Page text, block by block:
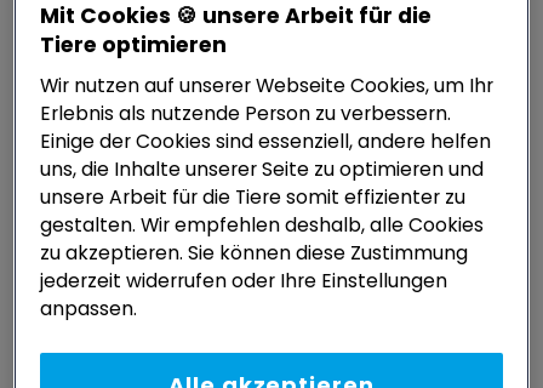
christlichen Begriff belegt werden, habe mit
der Gewalt an Tieren nichts zu tun, schließlich
tragen auch andere Aufzüge, etwa in alten
Gebäuden, diesen Namen.
Es sei deswegen auch übertrieben, die
Gewalt an Tieren – etwa in den
Schlachthöfen – auf einen religiösen
Ursprung zurückzuführen; die Religionen
Schutz genommen werden. Eine solche
Mit Cookies 🍪 unsere Arbeit für die
Tiere optimieren
Wir nutzen auf unserer Webseite Cookies, um Ihr
Erlebnis als nutzende Person zu verbessern.
Einige der Cookies sind essenziell, andere helfen
uns, die Inhalte unserer Seite zu optimieren und
unsere Arbeit für die Tiere somit effizienter zu
gestalten. Wir empfehlen deshalb, alle Cookies
zu akzeptieren. Sie können diese Zustimmung
jederzeit widerrufen oder Ihre Einstellungen
anpassen.